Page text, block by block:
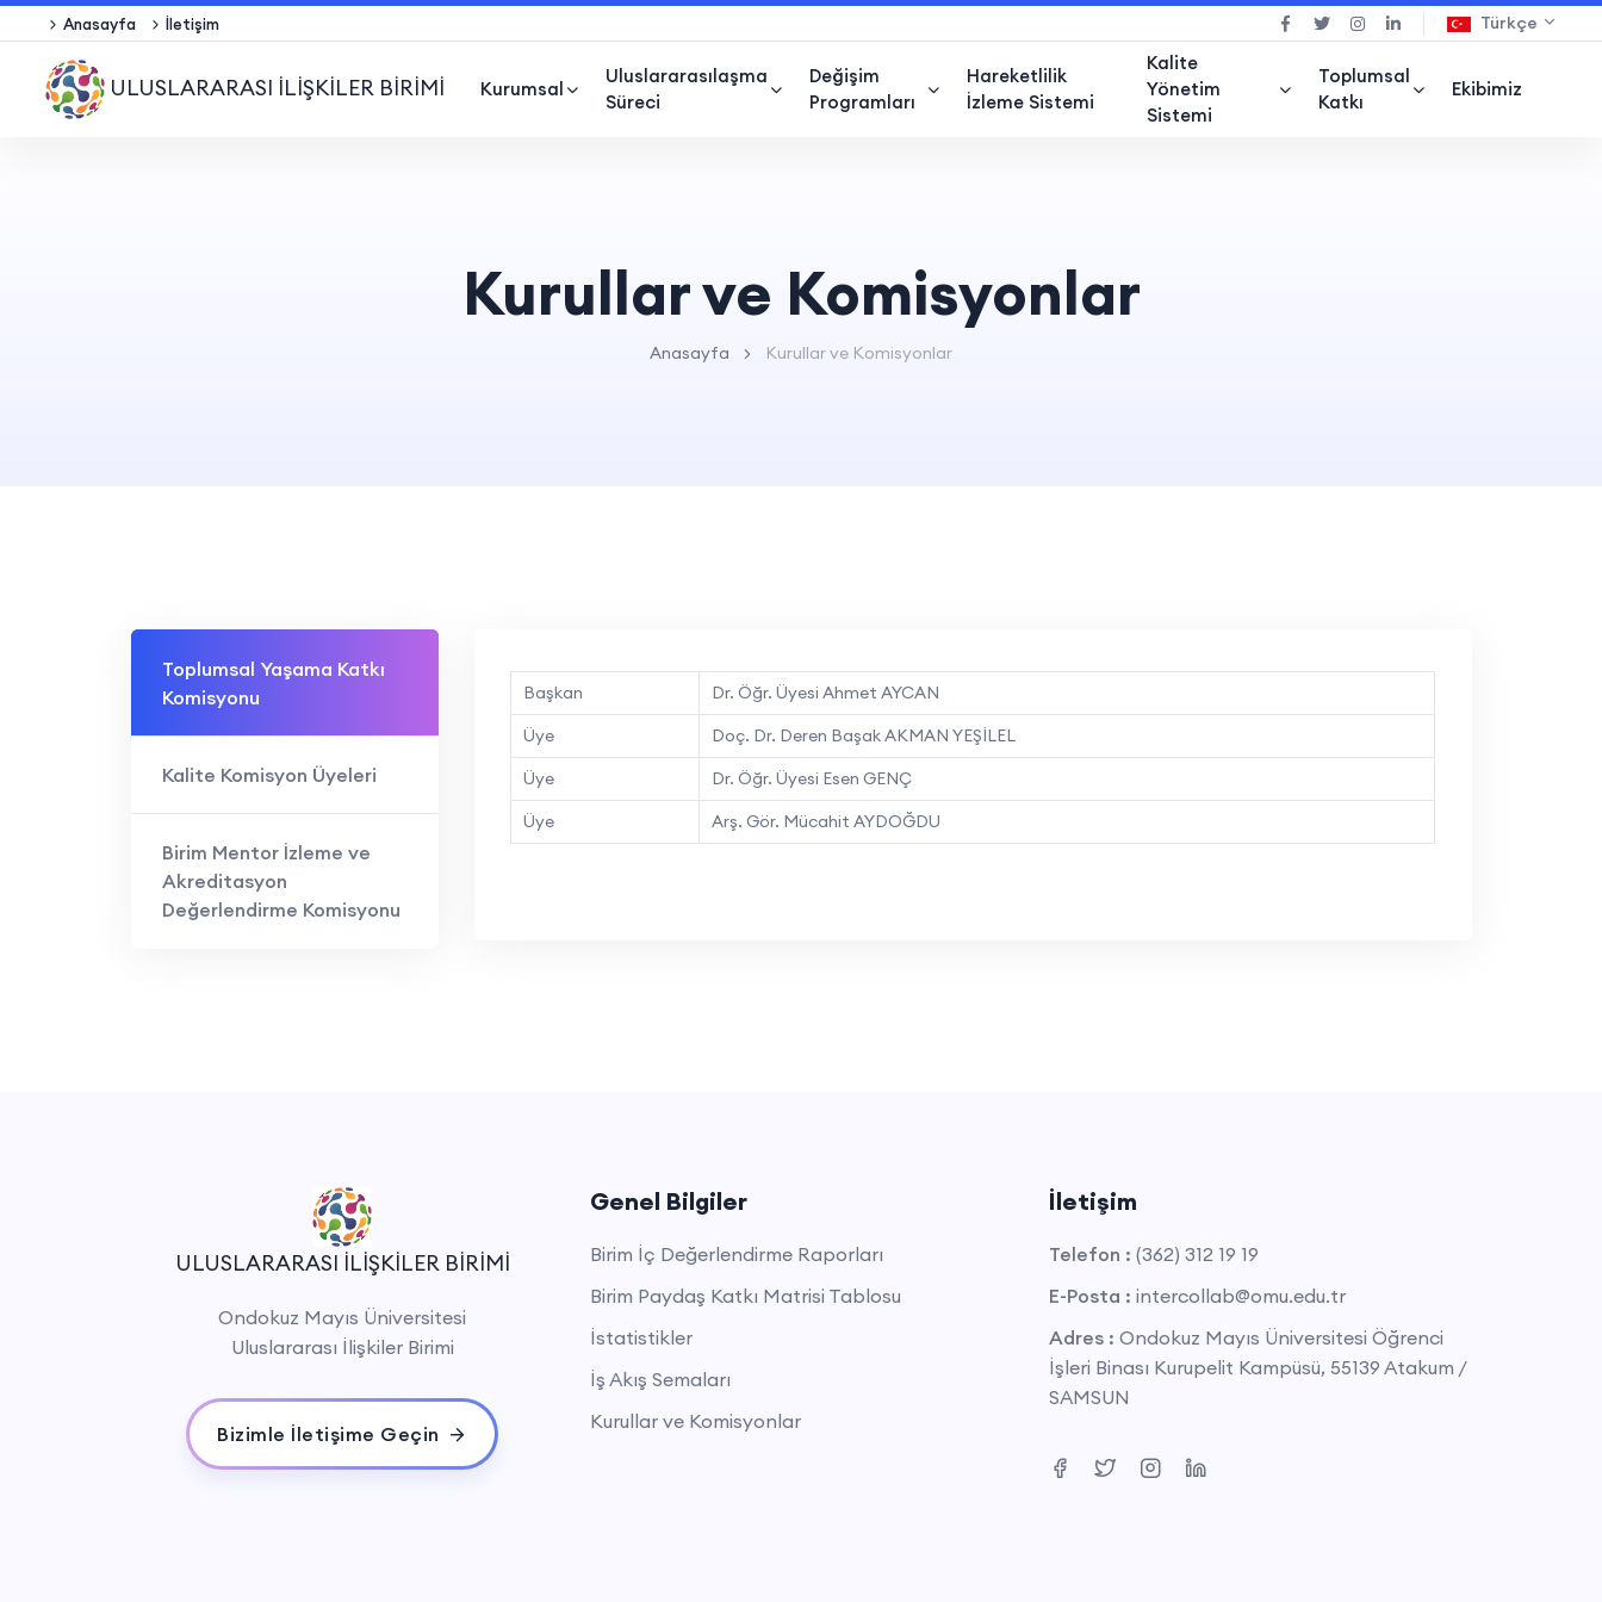
Anasayfa İletişim Türkçe
ULUSLARARASI İLİŞKİLER BİRİMİ Kurumsal
Uluslararasılaşma
Süreci
Değişim
Programları
Hareketlilik
İzleme Sistemi
Kalite
Yönetim
Sistemi
Toplumsal
Katkı
Ekibimiz
Kurullar ve Komisyonlar
Anasayfa Kurullar ve Komisyonlar
Toplumsal Yaşama Katkı
Komisyonu
Kalite Komisyon Üyeleri
Birim Mentor İzleme ve
Akreditasyon
Değerlendirme Komisyonu
Başkan
Dr. Öğr. Üyesi Ahmet AYCAN
Üye
Doç. Dr. Deren Başak AKMAN YEŞİLEL
Üye
Dr. Öğr. Üyesi Esen GENÇ
Üye
Arş. Gör. Mücahit AYDOĞDU
ULUSLARARASI İLİŞKİLER BİRİMİ
Ondokuz Mayıs Üniversitesi
Uluslararası İlişkiler Birimi
Bizimle İletişime Geçin
Genel Bilgiler
Birim İç Değerlendirme Raporları
Birim Paydaş Katkı Matrisi Tablosu
İstatistikler
İş Akış Semaları
Kurullar ve Komisyonlar
İletişim
Telefon : (362) 312 19 19
E-Posta : intercollab@omu.edu.tr
Adres : Ondokuz Mayıs Üniversitesi Öğrenci
İşleri Binası Kurupelit Kampüsü, 55139 Atakum /
SAMSUN